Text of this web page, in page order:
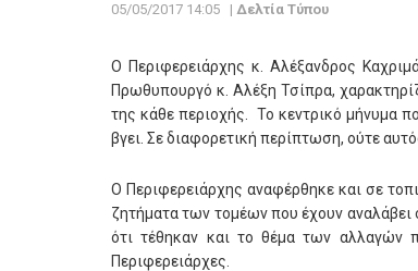
05/05/2017 14:05 | Δελτία Τύπου
Ο Περιφερειάρχης κ. Αλέξανδρος
Πρωθυπουργό κ. Αλέξη Τσίπρα,
της κάθε περιοχής. Το κεντρικό μήνυμα
βγει. Σε διαφορετική περίπτωση, ούτε
Ο Περιφερειάρχης αναφέρθηκε και σε
ζητήματα των τομέων που έχουν αναλάβει
ότι τέθηκαν και το θέμα των αλλαγών
Περιφερειάρχες.